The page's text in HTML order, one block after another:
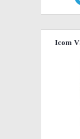
Icom